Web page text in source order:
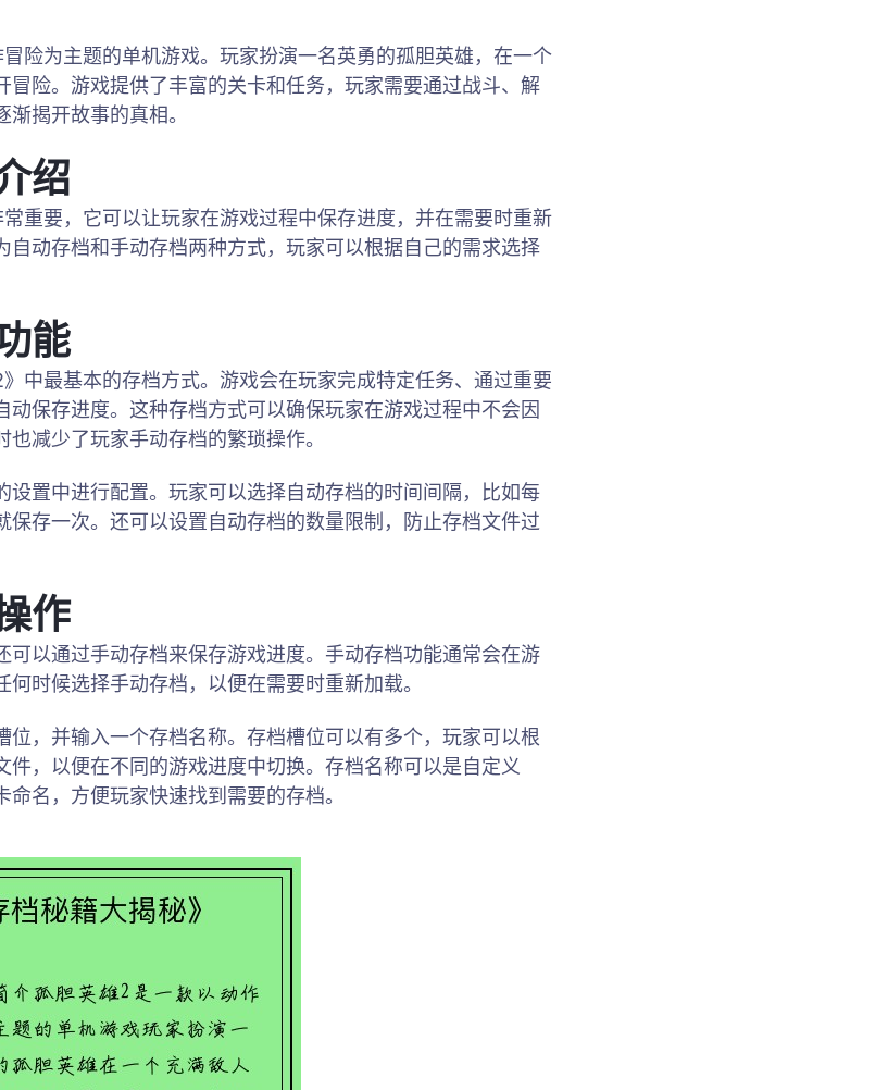
冒险为主题的单机游戏。玩家扮演一名英勇的孤胆英雄，在一个
冒险。游戏提供了丰富的关卡和任务，玩家需要通过战斗、解
揭开故事的真相。
绍
常重要，它可以让玩家在游戏过程中保存进度，并在需要时重新
自动存档和手动存档两种方式，玩家可以根据自己的需求选择
能
中最基本的存档方式。游戏会在玩家完成特定任务、通过重要
动保存进度。这种存档方式可以确保玩家在游戏过程中不会因
减少了玩家手动存档的繁琐操作。
设置中进行配置。玩家可以选择自动存档的时间间隔，比如每
保存一次。还可以设置自动存档的数量限制，防止存档文件过
作
可以通过手动存档来保存游戏进度。手动存档功能通常会在游
时候选择手动存档，以便在需要时重新加载。
位，并输入一个存档名称。存档槽位可以有多个，玩家可以根
件，以便在不同的游戏进度中切换。存档名称可以是自定义
名，方便玩家快速找到需要的存档。